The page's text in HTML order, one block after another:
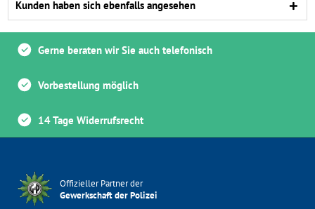
Kunden haben sich ebenfalls angesehen
Gerne beraten wir Sie auch telefonisch
Vorbestellung möglich
14 Tage Widerrufsrecht
Offizieller Partner der
Gewerkschaft der Polizei